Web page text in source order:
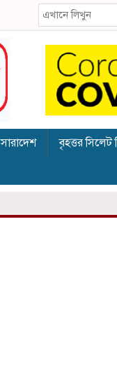
সারাদেশ বৃহত্তর সিলেট